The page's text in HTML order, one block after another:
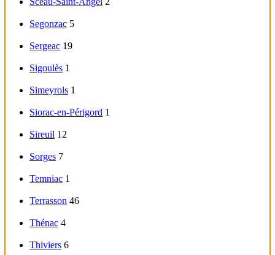
Segonzac 5
Sergeac 19
Sigoulès 1
Simeyrols 1
Siorac-en-Périgord 1
Sireuil 12
Sorges 7
Temniac 1
Terrasson 46
Thénac 4
Thiviers 6